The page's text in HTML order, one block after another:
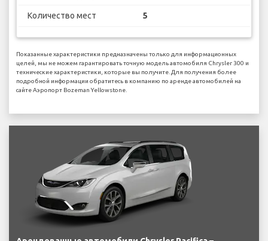
Количество мест 5
Показанные характеристики предназначены только для информационных
целей, мы не можем гарантировать точную модель автомобиля Chrysler 300 и
технические характеристики, которые вы получите. Для получения более
подробной информации обратитесь в компанию по аренде автомобилей на
сайте Аэропорт Bozeman Yellowstone.